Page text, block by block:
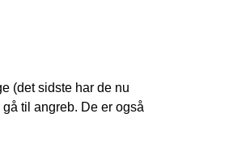
(det sidste har de nu
til angreb. De er også